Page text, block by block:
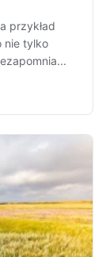
przykład
nie tylko